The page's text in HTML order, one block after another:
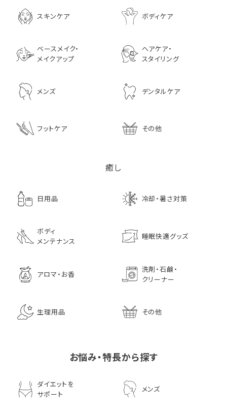
スキンケア ボディケア
ベースメイク・
メイクアップ
ヘアケア・
スタイリング
メンズ デンタルケア
フットケア その他
癒し
日用品 冷却・暑さ対策
ボディ
メンテナンス
睡眠快適グッズ
アロマ・お香
洗剤・石鹸・
クリーナー
生理用品 その他
お悩み・特長から探す
ダイエットを
サポート
メンズ